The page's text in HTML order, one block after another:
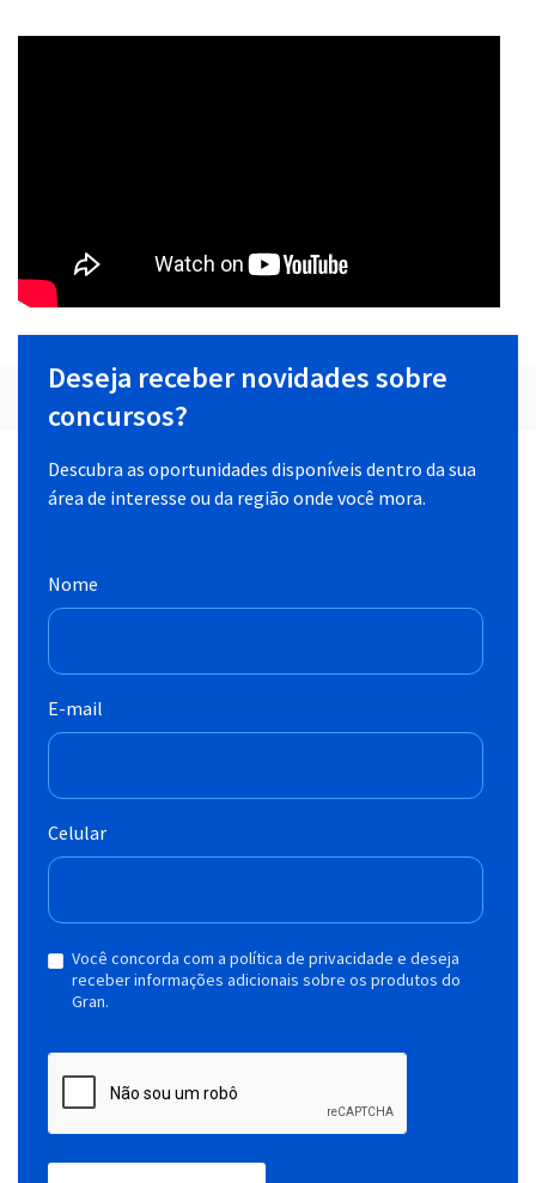
Deseja receber novidades sobre
concursos?
Descubra as oportunidades disponíveis dentro da sua
área de interesse ou da região onde você mora.
Nome
E-mail
Celular
Você concorda com a política de privacidade e deseja
receber informações adicionais sobre os produtos do
Gran.